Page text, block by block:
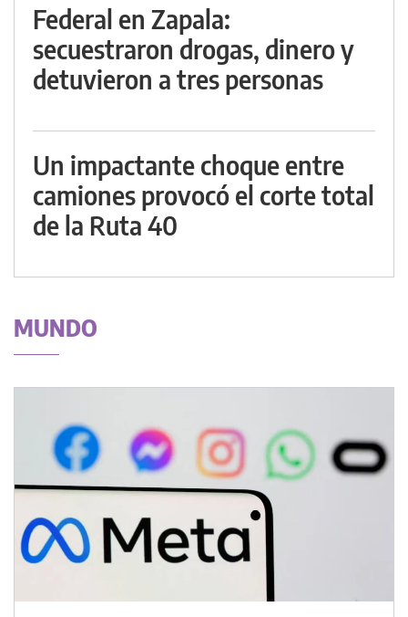
Federal en Zapala:
secuestraron drogas, dinero y
detuvieron a tres personas
Un impactante choque entre
camiones provocó el corte total
de la Ruta 40
MUNDO